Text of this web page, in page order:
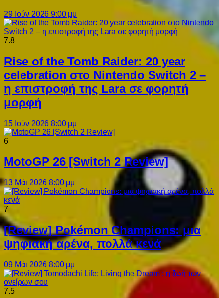
29 Ιούν 2026 9:00 μμ
7.8
Rise of the Tomb Raider: 20 year
celebration στο Nintendo Switch 2 –
η επιστροφή της Lara σε φορητή
μορφή
15 Ιούν 2026 8:00 μμ
6
MotoGP 26 [Switch 2 Review]
13 Μάι 2026 8:00 μμ
7
[Review] Pokémon Champions: μια
ψηφιακή αρένα, πολλά κενά
09 Μάι 2026 8:00 μμ
7.5